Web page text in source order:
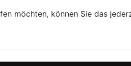
möchten, können Sie das